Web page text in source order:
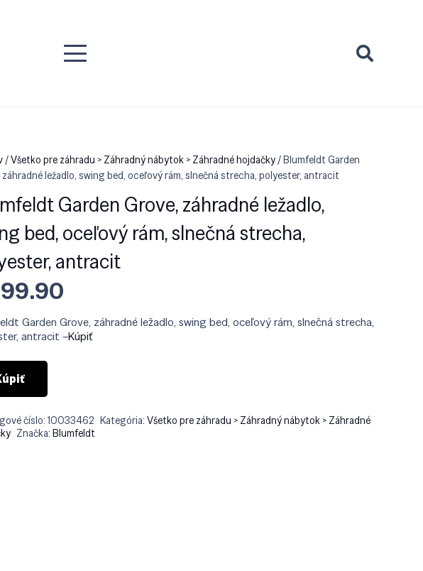
/Všetko pre záhradu > Záhradný nábytok > Záhradné hojdačky/ Blumfeldt Garden
záhradné ležadlo, swing bed, oceľový rám, slnečná strecha, polyester, antracit
Garden Grove, záhradné ležadlo,
bed, oceľový rám, slnečná strecha,
antracit
Garden Grove, záhradné ležadlo, swing bed, oceľový rám, slnečná strecha,
antracit –Kúpiť
číslo:10033462 Kategória:Všetko pre záhradu > Záhradný nábytok > Záhradné
Značka:Blumfeldt